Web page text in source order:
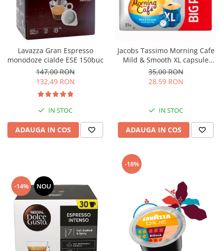
Lavazza Gran Espresso
monodoze cialde ESE 150buc
147,00 RON
132,49 RON
IN STOC
ADAUGA IN COS
Jacobs Tassimo Morning Cafe
Mild & Smooth XL capsule
cafea 21 bauturi x 215 ml,
21buc 147g
35,00 RON
28,59 RON
IN STOC
ADAUGA IN COS
-14% NOU
-18%